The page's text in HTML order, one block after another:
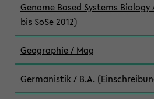
Genome Based Systems
bis SoSe 2012)
Geographie / Mag
Germanistik / B.A.